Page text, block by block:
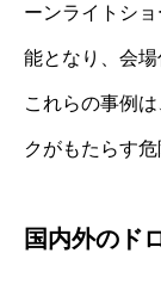
ーンライトシ
能となり、会場
これらの事例
クがもたらす
国内外のド